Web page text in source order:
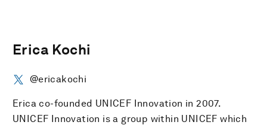
Erica Kochi
@ericakochi
Erica co-founded UNICEF Innovation in 2007.
UNICEF Innovation is a group within UNICEF which